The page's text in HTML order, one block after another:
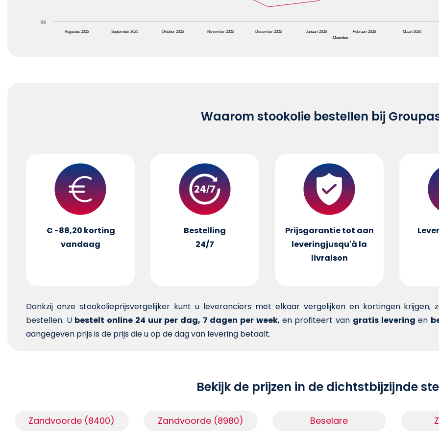
Maanden
Augustus 2025 September 2025 Oktober 2025 November 2025 December 2025 Januari 2026 Februari 2026 Maart 2026
0.6
Waarom stookolie bestellen bij
€ -88,20 korting
vandaag
Bestelling
24/7
Prijsgarantie tot aan
leveringjusqu'à la
livraison
Dankzij onze stookolieprijsvergelijker kunt u leveranciers met elkaar vergelijken en kortingen
bestellen. U bestelt online 24 uur per dag, 7 dagen per week, en profiteert van gratis levering en
aangegeven prijs is de prijs die u op de dag van levering betaalt.
Bekijk de prijzen in de dichtstbijzijnde
Zandvoorde (8400) Zandvoorde (8980) Beselare